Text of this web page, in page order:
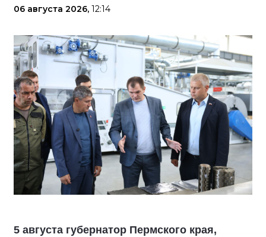
06 августа 2026, 12:14
5 августа губернатор Пермского края,